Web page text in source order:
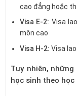
cao đẳng hoặc
Visa E-2: Visa
môn cao
Visa H-2:Visa
Tuy nhiên,
học sinh theo học